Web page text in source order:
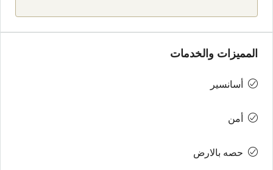
المميزات والخدمات
أسانسير
أمن
حصه بالارض